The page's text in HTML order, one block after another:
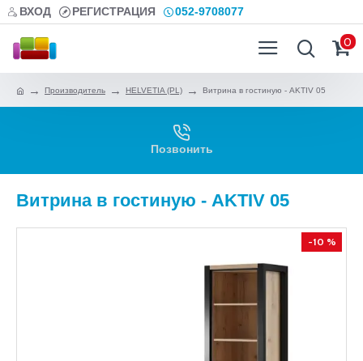
ВХОД РЕГИСТРАЦИЯ 052-9708077
0
Производитель HELVETIA (PL) Витрина в гостиную - AKTIV 05
Позвонить
Витрина в гостиную - AKTIV 05
-10 %